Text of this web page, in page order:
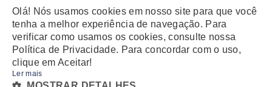
CD, de onde são abastecidas as 155 lojas.
POWERED BY
PORTUGUESE
ENGLISH
Olá! Nós usamos cookies em nosso site para que você
tenha a melhor experiência de navegação. Para
verificar como usamos os cookies, consulte nossa
Política de Privacidade. Para concordar com o uso,
clique em Aceitar!
Ler mais